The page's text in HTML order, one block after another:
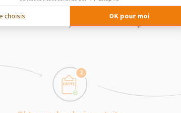
Travaux, comment ça
2
choisis OK pour moi